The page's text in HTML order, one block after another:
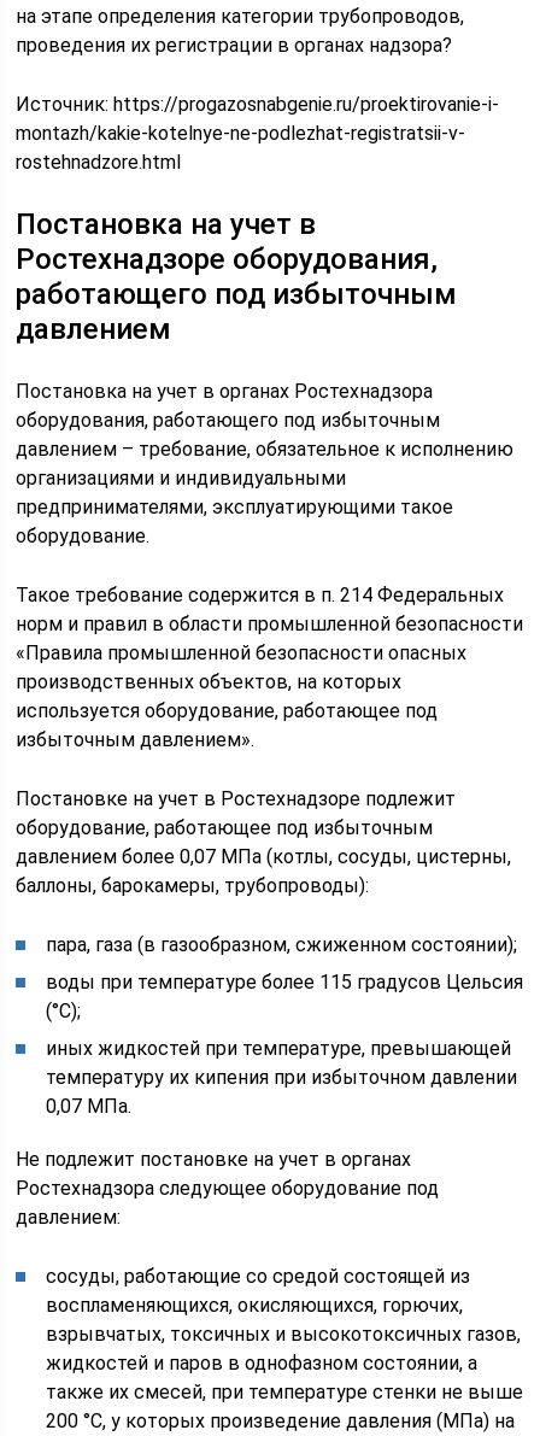
на этапе определения категории трубопроводов,
проведения их регистрации в органах надзора?
Источник:https://progazosnabgenie.ru/proektirovanie-i-
montazh/kakie-kotelnye-ne-podlezhat-registratsii-v-
rostehnadzore.html
Постановка на учет в
Ростехнадзоре оборудования,
работающего под избыточным
давлением
Постановка на учет в органах Ростехнадзора
оборудования, работающего под избыточным
давлением – требование, обязательное к исполнению
организациями и индивидуальными
предпринимателями, эксплуатирующими такое
оборудование.
Такое требование содержится в п. 214 Федеральных
норм и правил в области промышленной безопасности
«Правила промышленной безопасности опасных
производственных объектов, на которых
используется оборудование, работающее под
избыточным давлением».
Постановке на учет в Ростехнадзоре подлежит
оборудование, работающее под избыточным
давлением более 0,07 МПа (котлы, сосуды, цистерны,
баллоны, барокамеры, трубопроводы):
пара, газа (в газообразном, сжиженном состоянии);
воды при температуре более 115 градусов Цельсия
(°C);
иных жидкостей при температуре, превышающей
температуру их кипения при избыточном давлении
0,07 МПа.
Не подлежит постановке на учет в органах
Ростехнадзора следующее оборудование под
давлением:
сосуды, работающие со средой состоящей из
воспламеняющихся, окисляющихся, горючих,
взрывчатых, токсичных и высокотоксичных газов,
жидкостей и паров в однофазном состоянии, а
также их смесей, при температуре стенки не выше
200 °C, у которых произведение давления (МПа) на